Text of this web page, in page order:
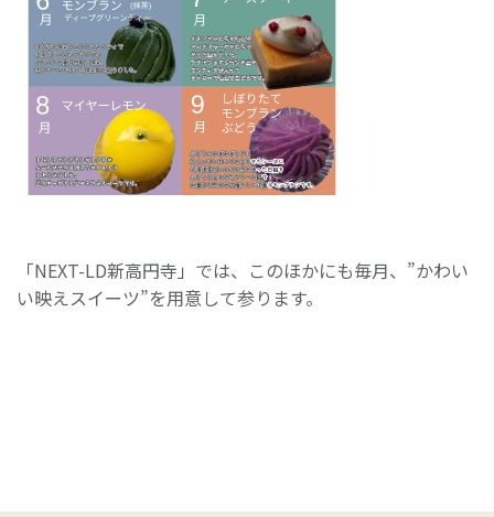
「NEXT-LD新高円寺」では、このほかにも毎月、”かわい
い映えスイーツ”を用意して参ります。